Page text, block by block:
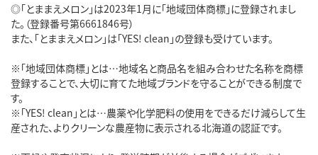
◎「とままえメロン」は2023年1月に「地域団体商標」に登録されまし
た。（登録番号第6661846号）
また、「とままえメロン」は「YES! clean」の登録も受けています。
※「地域団体商標」とは…地域名と商品名を組み合わせた名称を商標
登録することで、大切に育てた地域ブランドを守ることができる制度で
す。
※「YES! clean」とは…農薬や化学肥料の使用をできるだけ減らして生
産された、よりクリーンな農産物に表示される北海道の認証です。